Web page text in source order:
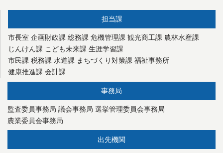
担当課
市長室 企画財政課 総務課 危機管理課 観光商工課 農林水産課
じんけん課 こども未来課 生涯学習課
市民課 税務課 水道課 まちづくり対策課 福祉事務所
健康推進課 会計課
事務局
監査委員事務局 議会事務局 選挙管理委員会事務局
農業委員会事務局
出先機関